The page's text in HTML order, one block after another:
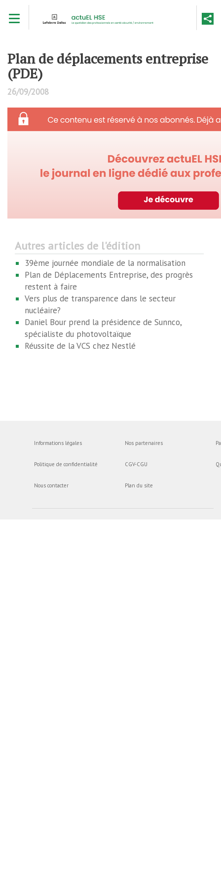
contenu
Plan de déplacements entreprise
(PDE)
26/09/2008
Autres articles de l'édition
39ème journée mondiale de la normalisation
Plan de Déplacements Entreprise, des progrès
restent à faire
Vers plus de transparence dans le secteur
nucléaire?
Daniel Bour prend la présidence de Sunnco,
spécialiste du photovoltaïque
Réussite de la VCS chez Nestlé
Informations légales
Politique de confidentialité
Nous contacter
Nos partenaires
CGV-CGU
Plan du site